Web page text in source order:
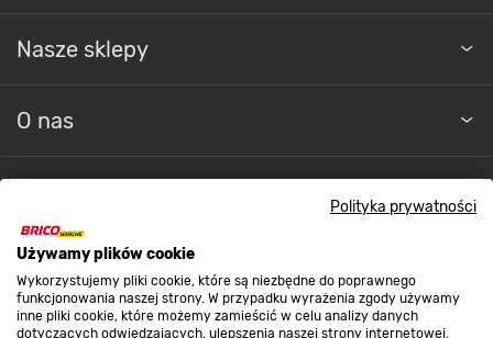
Polityka prywatności
Używamy plików cookie
Wykorzystujemy pliki cookie, które są niezbędne do poprawnego
funkcjonowania naszej strony. W przypadku wyrażenia zgody używamy
inne pliki cookie, które możemy zamieścić w celu analizy danych
dotyczących odwiedzających, ulepszenia naszej strony internetowej,
Nasze sklepy
O nas
Strefa biznesu